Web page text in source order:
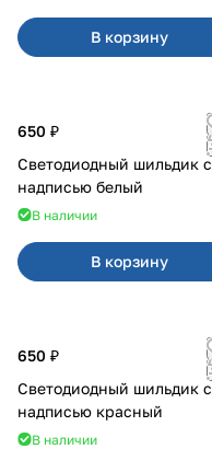
В корзину
650 ₽
Светодиодный шильдик с
надписью белый
В наличии
В корзину
650 ₽
Светодиодный шильдик с
надписью красный
В наличии